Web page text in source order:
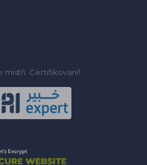
mistři. Certifikovaní!